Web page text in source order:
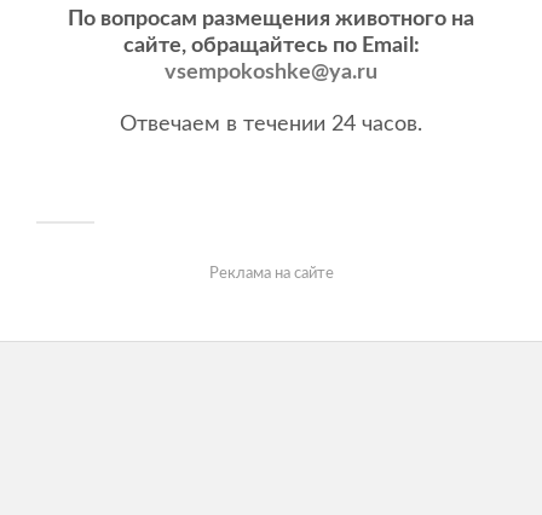
По вопросам размещения животного на
сайте, обращайтесь по Email:
vsempokoshke@ya.ru
Отвечаем в течении 24 часов.
Реклама на сайте